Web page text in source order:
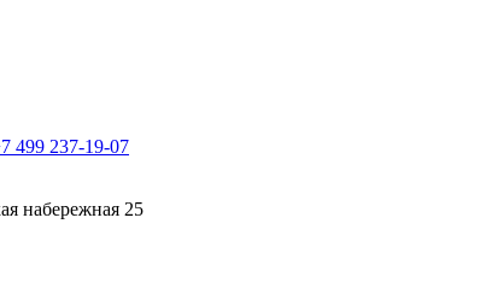
499 237-19-07
набережная 25